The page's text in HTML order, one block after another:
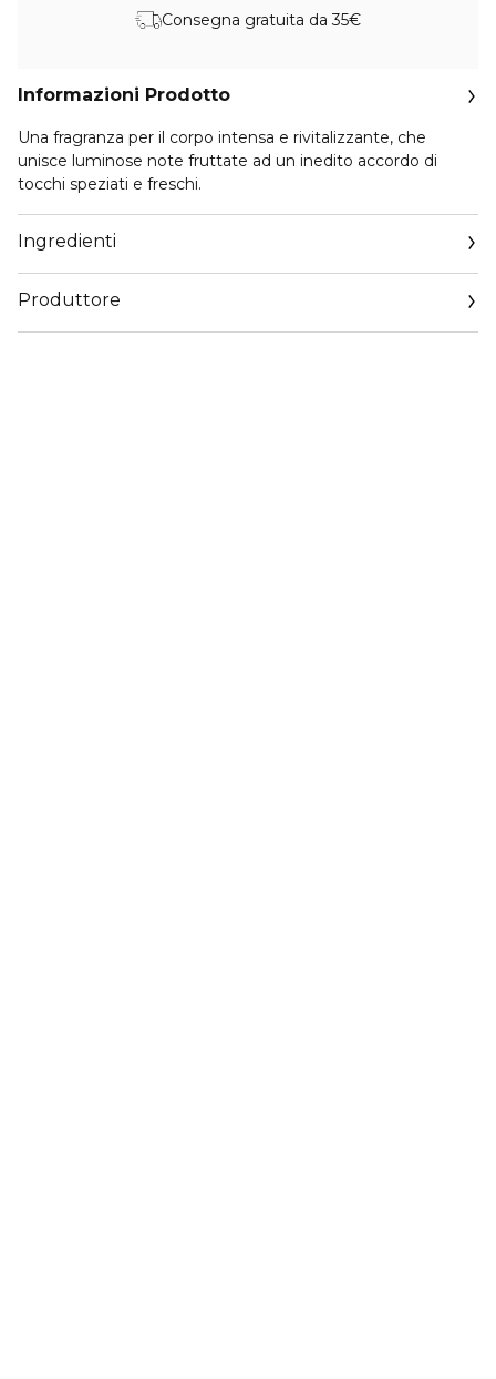
Consegna gratuita da 35€
Informazioni Prodotto
Una fragranza per il corpo intensa e rivitalizzante, che
unisce luminose note fruttate ad un inedito accordo di
tocchi speziati e freschi.
Ingredienti
Produttore